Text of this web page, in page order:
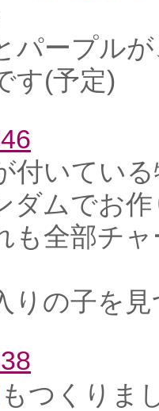
パープル
す(予定)
付いてい
ダムでお
も全部チ
りの子を
もつくりま